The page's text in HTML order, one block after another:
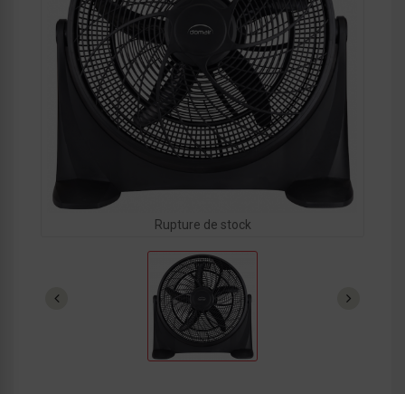
Rupture de stock